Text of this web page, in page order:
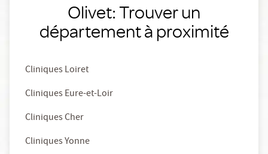
Olivet: Trouver un
département à proximité
Cliniques Loiret
Cliniques Eure-et-Loir
Cliniques Cher
Cliniques Yonne